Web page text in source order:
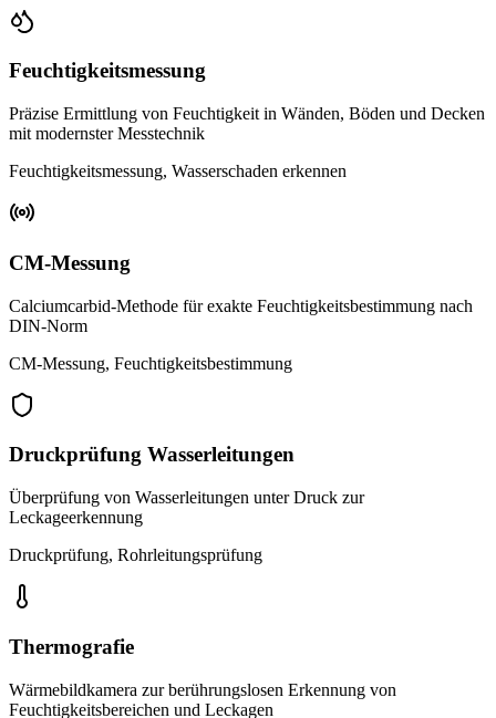
Feuchtigkeitsmessung
Präzise Ermittlung von Feuchtigkeit in Wänden, Böden und Decken
mit modernster Messtechnik
Feuchtigkeitsmessung, Wasserschaden erkennen
CM-Messung
Calciumcarbid-Methode für exakte Feuchtigkeitsbestimmung nach
DIN-Norm
CM-Messung, Feuchtigkeitsbestimmung
Druckprüfung Wasserleitungen
Überprüfung von Wasserleitungen unter Druck zur
Leckageerkennung
Druckprüfung, Rohrleitungsprüfung
Thermografie
Wärmebildkamera zur berührungslosen Erkennung von
Feuchtigkeitsbereichen und Leckagen